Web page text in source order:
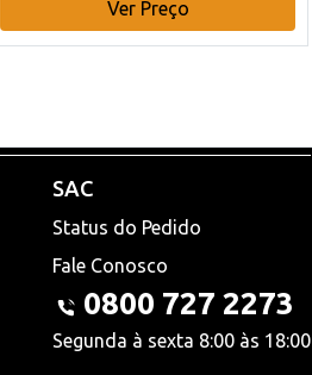
Ver Preço
SAC
Status do Pedido
Fale Conosco
0800 727 2273
Segunda à sexta 8:00 às 18:00